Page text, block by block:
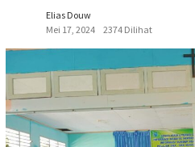
Elias Douw
Mei 17, 2024
2374 Dilihat